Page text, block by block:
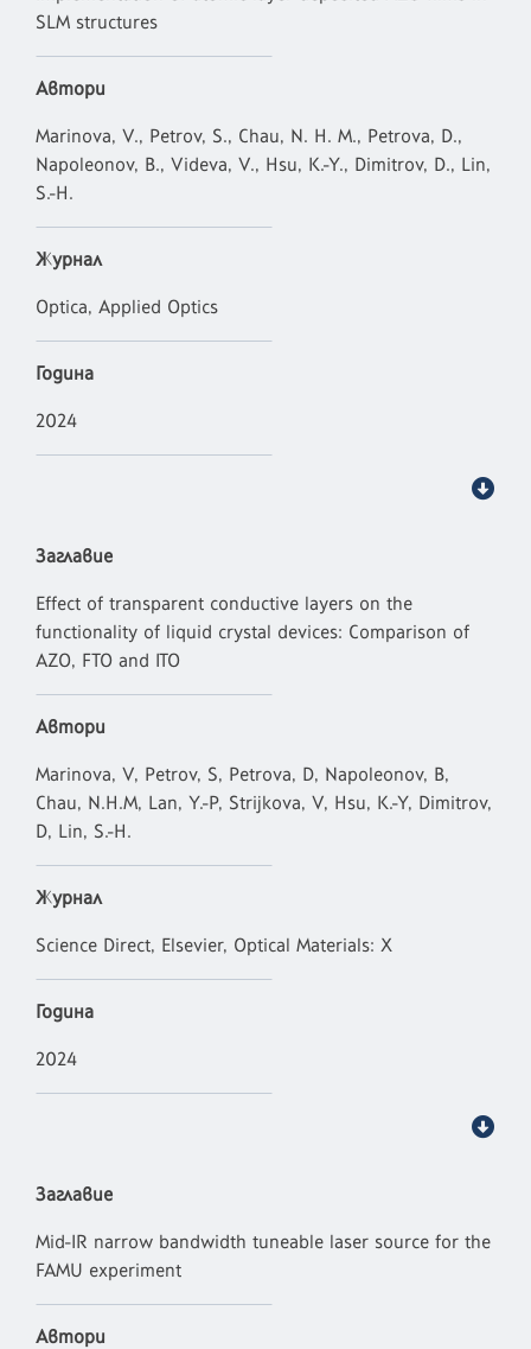
SLM structures
Автори
Marinova, V., Petrov, S., Chau, N. H. M., Petrova, D.,
Napoleonov, B., Videva, V., Hsu, K.-Y., Dimitrov, D., Lin,
S.-H.
Журнал
Optica, Applied Optics
Година
2024
Заглавие
Effect of transparent conductive layers on the
functionality of liquid crystal devices: Comparison of
AZO, FTO and ITO
Автори
Marinova, V, Petrov, S, Petrova, D, Napoleonov, B,
Chau, N.H.M, Lan, Y.-P, Strijkova, V, Hsu, K.-Y, Dimitrov,
D, Lin, S.-H.
Журнал
Science Direct, Elsevier, Optical Materials: X
Година
2024
Заглавие
Mid-IR narrow bandwidth tuneable laser source for the
FAMU experiment
Автори